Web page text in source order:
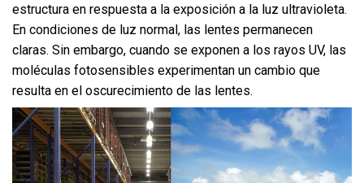
estructura en respuesta a la exposición a la luz ultravioleta.
En condiciones de luz normal, las lentes permanecen
claras. Sin embargo, cuando se exponen a los rayos UV, las
moléculas fotosensibles experimentan un cambio que
resulta en el oscurecimiento de las lentes.